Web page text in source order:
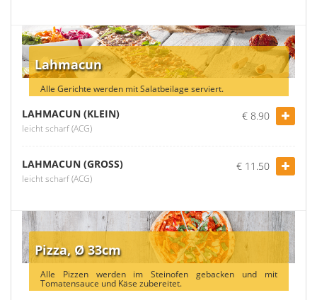
Lahmacun
Alle Gerichte werden mit Salatbeilage serviert.
LAHMACUN (KLEIN)
leicht scharf (ACG)
€ 8.90
LAHMACUN (GROSS)
leicht scharf (ACG)
€ 11.50
Pizza, Ø 33cm
Alle Pizzen werden im Steinofen gebacken und mit
Tomatensauce und Käse zubereitet.